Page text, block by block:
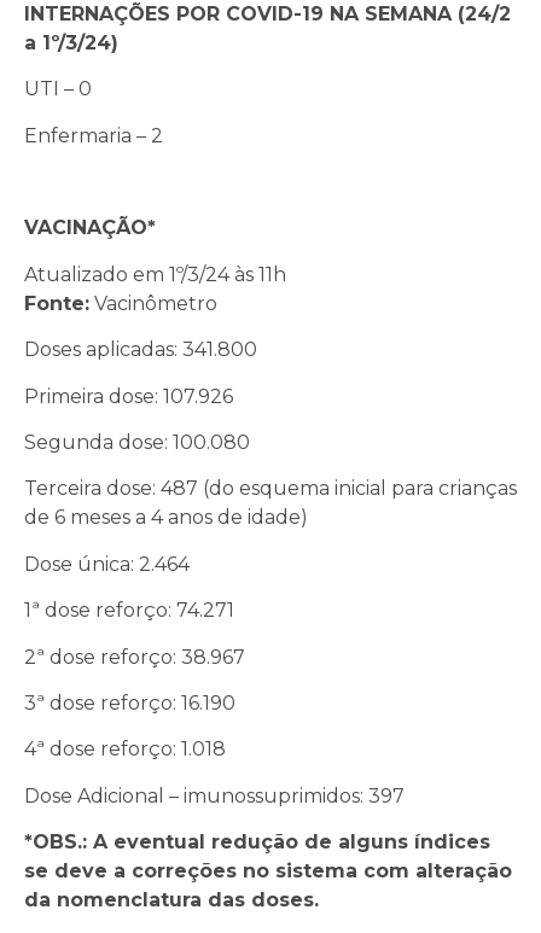
INTERNAÇÕES POR COVID-19 NA SEMANA (24/2
a 1º/3/24)
UTI – 0
Enfermaria – 2
VACINAÇÃO*
Atualizado em 1º/3/24 às 11h
Fonte: Vacinômetro
Doses aplicadas: 341.800
Primeira dose: 107.926
Segunda dose: 100.080
Terceira dose: 487 (do esquema inicial para crianças
de 6 meses a 4 anos de idade)
Dose única: 2.464
1ª dose reforço: 74.271
2ª dose reforço: 38.967
3ª dose reforço: 16.190
4ª dose reforço: 1.018
Dose Adicional – imunossuprimidos: 397
*OBS.: A eventual redução de alguns índices
se deve a correções no sistema com alteração
da nomenclatura das doses.